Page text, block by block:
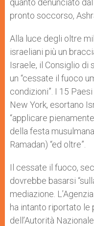
quanto denunciato
pronto soccorso,
Alla luce degli oltre
israeliani più un
Israele, il Consiglio di
un “cessate il fuoco
condizioni”. I 15
New York, esortano
“applicare
della festa
Ramadan) “ed oltre”.
Il cessate il fuoco,
dovrebbe basarsi
mediazione. L’Agenzia
ha intanto riportato le
dell’Autorità